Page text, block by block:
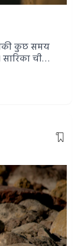
कुछ समय
चीकू